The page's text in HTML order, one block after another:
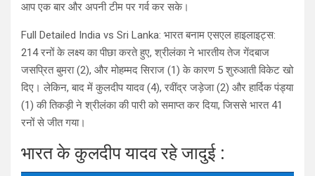
आप एक बार और अपनी टीम पर गर्व कर सके।
Full Detailed India vs Sri Lanka: भारत बनाम एसएल हाइलाइट्स:
214 रनों के लक्ष्य का पीछा करते हुए, श्रीलंका ने भारतीय तेज गेंदबाज
जसप्रित बुमरा (2), और मोहम्मद सिराज (1) के कारण 5 शुरुआती विकेट खो
दिए। लेकिन, बाद में कुलदीप यादव (4), रवींद्र जड़ेजा (2) और हार्दिक पंड्या
(1) की तिकड़ी ने श्रीलंका की पारी को समाप्त कर दिया, जिससे भारत 41
रनों से जीत गया।
भारत के कुलदीप यादव रहे जादुई :